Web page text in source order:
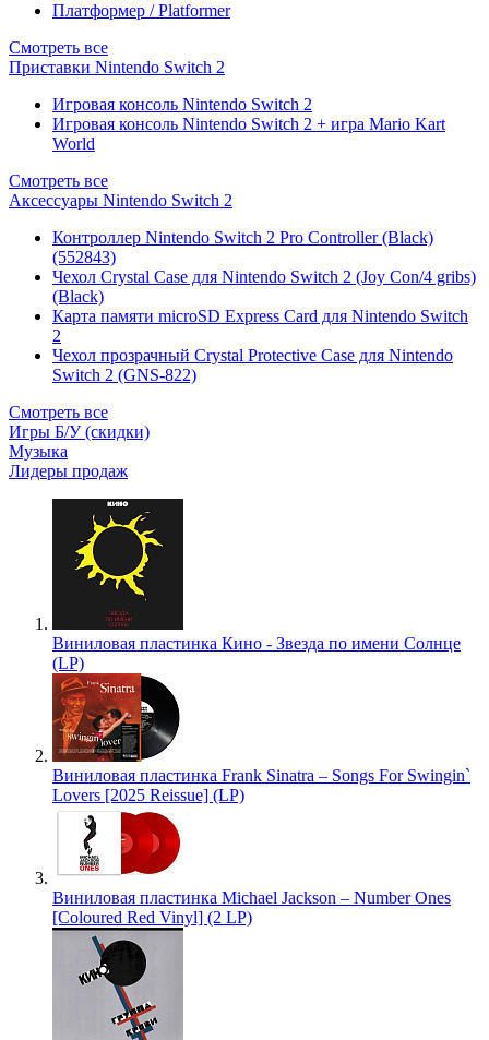
Платформер / Platformer
Смотреть все
Приставки Nintendo Switch 2
Игровая консоль Nintendo Switch 2
Игровая консоль Nintendo Switch 2 + игра Mario Kart
World
Смотреть все
Аксессуары Nintendo Switch 2
Контроллер Nintendo Switch 2 Pro Controller (Black)
(552843)
Чехол Сrystal Сase для Nintendo Switch 2 (Joy Con/4 gribs)
(Black)
Карта памяти microSD Express Card для Nintendo Switch
2
Чехол прозрачный Crystal Protective Case для Nintendo
Switch 2 (GNS-822)
Смотреть все
Игры Б/У (скидки)
Музыка
Лидеры продаж
Виниловая пластинка Кино - Звезда по имени Солнце
(LP)
Виниловая пластинка Frank Sinatra – Songs For Swingin`
Lovers [2025 Reissue] (LP)
Виниловая пластинка Michael Jackson – Number Ones
[Coloured Red Vinyl] (2 LP)